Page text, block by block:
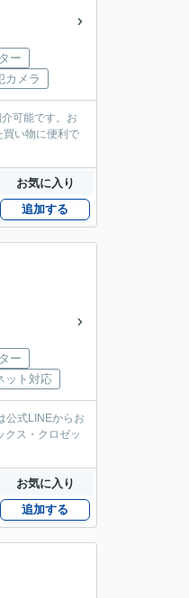
ー
カメラ
可能です。お
い物に便利で
お気に入り
追加する
ー
ット対応
公式LINEからお
クス・クロゼッ
お気に入り
追加する